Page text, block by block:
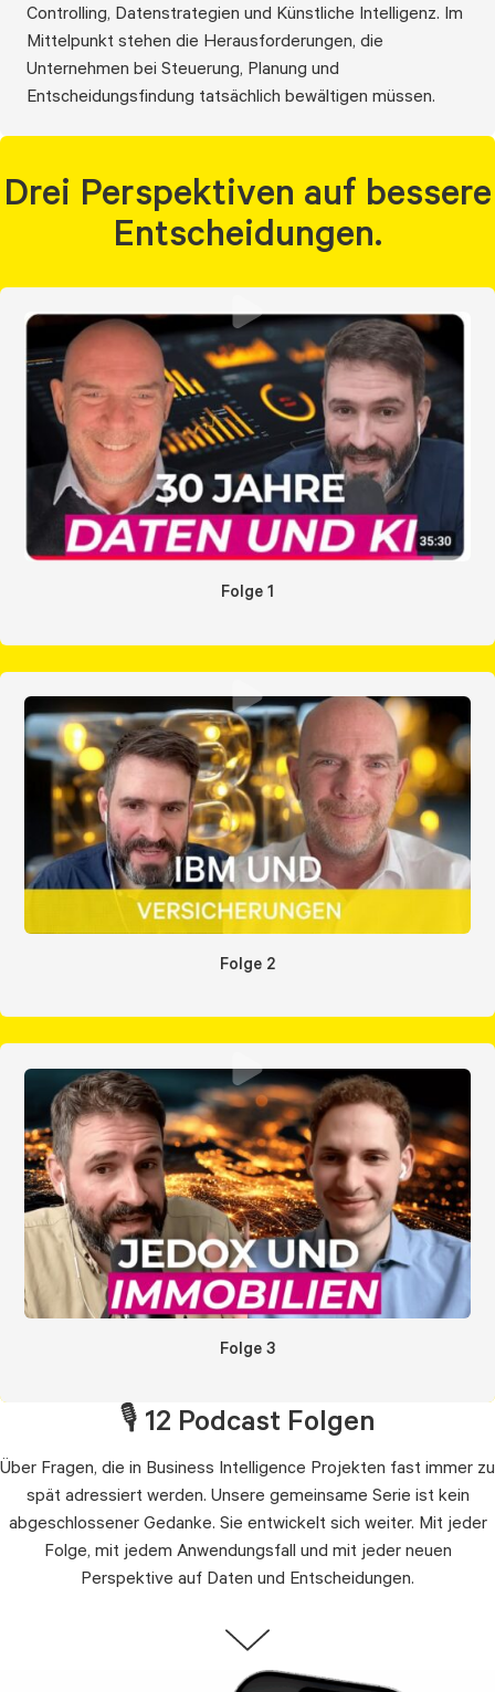
Controlling, Datenstrategien und Künstliche Intelligenz. Im
Mittelpunkt stehen die Herausforderungen, die
Unternehmen bei Steuerung, Planung und
Entscheidungsfindung tatsächlich bewältigen müssen.
Drei Perspektiven auf bessere
Entscheidungen.
Folge 1
Folge 2
Folge 3
🎙️ 12 Podcast Folgen
Über Fragen, die in Business Intelligence Projekten fast immer zu
spät adressiert werden. Unsere gemeinsame Serie ist kein
abgeschlossener Gedanke. Sie entwickelt sich weiter. Mit jeder
Folge, mit jedem Anwendungsfall und mit jeder neuen
Perspektive auf Daten und Entscheidungen.